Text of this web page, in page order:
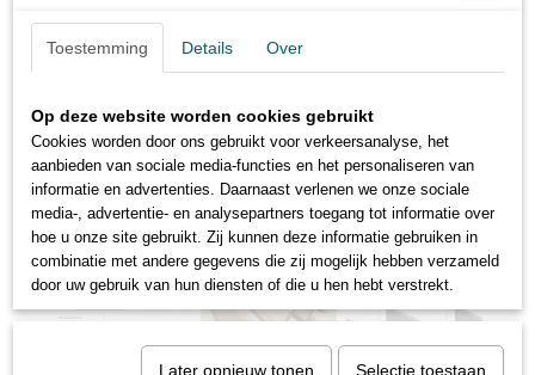
Toestemming Details Over
Op deze website worden cookies gebruikt
Cookies worden door ons gebruikt voor verkeersanalyse, het
aanbieden van sociale media-functies en het personaliseren van
informatie en advertenties. Daarnaast verlenen we onze sociale
media-, advertentie- en analysepartners toegang tot informatie over
hoe u onze site gebruikt. Zij kunnen deze informatie gebruiken in
combinatie met andere gegevens die zij mogelijk hebben verzameld
door uw gebruik van hun diensten of die u hen hebt verstrekt.
Later opnieuw tonen Selectie toestaan